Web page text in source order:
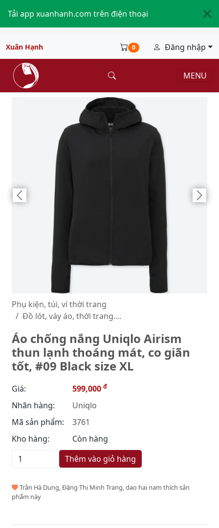
Tải app xuanhanh.com trên điện thoại
Xuân Hạnh 0 Đăng nhập
MENU
Phụ kiện, túi, ví thời trang
Đồ lót, váy áo, thời trang....
Áo chống nắng Uniqlo Airism
thun lạnh thoáng mát, co giãn
tốt, #09 Black size XL
Giá: 599,000 đ
Nhãn hàng:
Uniqlo
Mã sản phẩm:
3761
Kho hàng:
Còn hàng
Thêm vào giỏ hàng
Trần Hà Dung, Đặng Thị Minh Trang, dao hai nam thích sản
phẩm này